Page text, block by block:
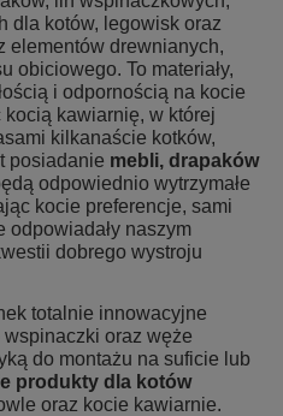
dla kotów, legowisk oraz
elementów drewnianych,
obiciowego. To materiały,
i odpornością na kocie
kawiarnię, w której
kilkanaście kotków,
posiadanie mebli, drapaków
odpowiednio wytrzymałe
kocie preferencje, sami
odpowiadały naszym
dobrego wystroju
totalnie innowacyjne
wspinaczki oraz węże
do montażu na suficie lub
produkty dla kotów
oraz kocie kawiarnie.